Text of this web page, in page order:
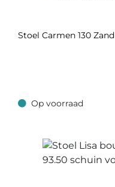
Stoel Carmen 130 Zand
Op voorraad
Op voorraad